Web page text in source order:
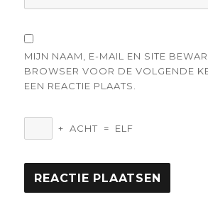
MIJN NAAM, E-MAIL EN SITE
BROWSER VOOR DE VOLGENDE
EEN REACTIE PLAATS.
+ ACHT = ELF